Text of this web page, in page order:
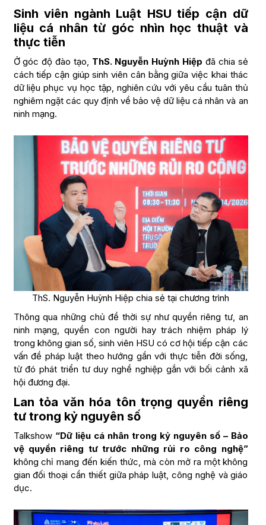
Sinh viên ngành Luật HSU tiếp cận dữ
liệu cá nhân từ góc nhìn học thuật và
thực tiễn
Ở góc độ đào tạo, ThS. Nguyễn Huỳnh Hiệp đã chia sẻ
cách tiếp cận giúp sinh viên cân bằng giữa việc khai thác
dữ liệu phục vụ học tập, nghiên cứu với yêu cầu tuân thủ
nghiêm ngặt các quy định về bảo vệ dữ liệu cá nhân và an
ninh mạng.
ThS. Nguyễn Huỳnh Hiệp chia sẻ tại chương trình
Thông qua những chủ đề thời sự như quyền riêng tư, an
ninh mạng, quyền con người hay trách nhiệm pháp lý
trong không gian số, sinh viên HSU có cơ hội tiếp cận các
vấn đề pháp luật theo hướng gần với thực tiễn đời sống,
từ đó phát triển tư duy nghề nghiệp gắn với bối cảnh xã
hội đương đại.
Lan tỏa văn hóa tôn trọng quyền riêng
tư trong kỷ nguyên số
Talkshow “Dữ liệu cá nhân trong kỷ nguyên số – Bảo
vệ quyền riêng tư trước những rủi ro công nghệ”
không chỉ mang đến kiến thức, mà còn mở ra một không
gian đối thoại cần thiết giữa pháp luật, công nghệ và giáo
dục.